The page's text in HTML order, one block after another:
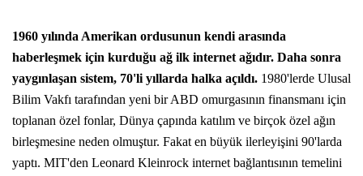
1960 yılında Amerikan ordusunun kendi arasında
haberleşmek için kurduğu ağ ilk internet ağıdır. Daha sonra
yaygınlaşan sistem, 70'li yıllarda halka açıldı. 1980'lerde Ulusal
Bilim Vakfı tarafından yeni bir ABD omurgasının finansmanı için
toplanan özel fonlar, Dünya çapında katılım ve birçok özel ağın
birleşmesine neden olmuştur. Fakat en büyük ilerleyişini 90'larda
yaptı. MIT'den Leonard Kleinrock internet bağlantısının temelini